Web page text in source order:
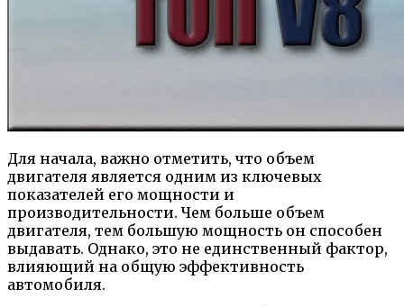
Для начала, важно отметить, что объем
двигателя является одним из ключевых
показателей его мощности и
производительности. Чем больше объем
двигателя, тем большую мощность он способен
выдавать. Однако, это не единственный фактор,
влияющий на общую эффективность
автомобиля.